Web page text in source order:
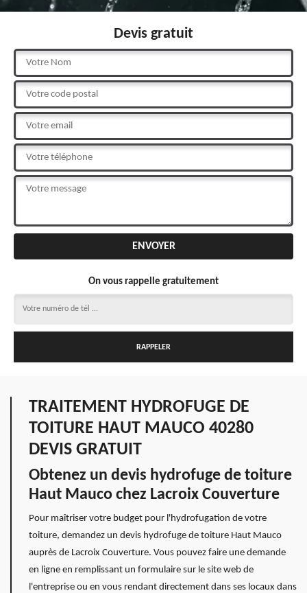
Devis gratuit
On vous rappelle gratuitement
TRAITEMENT HYDROFUGE DE
TOITURE HAUT MAUCO 40280
DEVIS GRATUIT
Obtenez un devis hydrofuge de toiture
Haut Mauco chez Lacroix Couverture
Pour maîtriser votre budget pour l'hydrofugation de votre
toiture, demandez un devis hydrofuge de toiture Haut Mauco
auprès de Lacroix Couverture. Vous pouvez faire une demande
en ligne en remplissant un formulaire sur le site web de
l'entreprise ou en vous rendant directement dans ses locaux dans